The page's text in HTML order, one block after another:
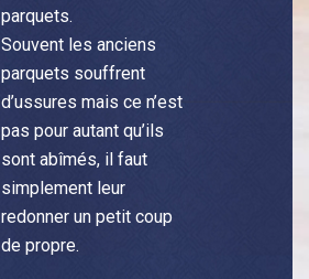
parquets.
Souvent les anciens
parquets souffrent
d’ussures mais ce n’est
pas pour autant qu’ils
sont abîmés, il faut
simplement leur
redonner un petit coup
de propre.